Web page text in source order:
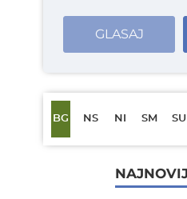
GLASAJ
BG NS NI SM SU